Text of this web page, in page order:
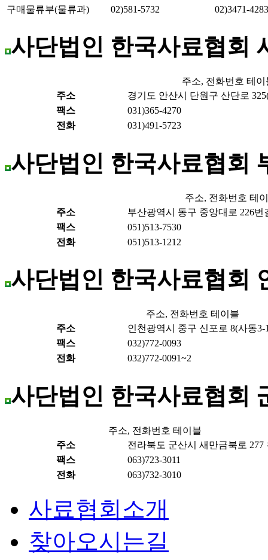
구매물류부(물류과)
02)581-5732 02)3471-4283
사단법인 한국사료협회
주소, 전화번호 테이
주소
경기도 안산시 단원구 산단로
팩스
031)365-4270
전화
031)491-5723
사단법인 한국사료협회
주소, 전화번호 테
주소
부산광역시 동구 중앙대로 226번
팩스
051)513-7530
전화
051)513-1212
사단법인 한국사료협회
주소, 전화번호 테이블
주소
인천광역시 중구 신포로 8(사동3-
팩스
032)772-0093
전화
032)772-0091~2
사단법인 한국사료협회
주소, 전화번호 테이블
주소
전라북도 군산시 새만금북로 277
팩스
063)723-3011
전화
063)732-3010
사료협회소개
찾아오시는길